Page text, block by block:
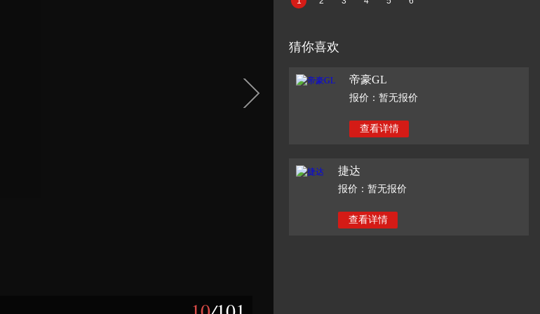
猜你喜欢
帝豪GL
报价：暂无报价
查看详情
捷达
报价：暂无报价
查看详情